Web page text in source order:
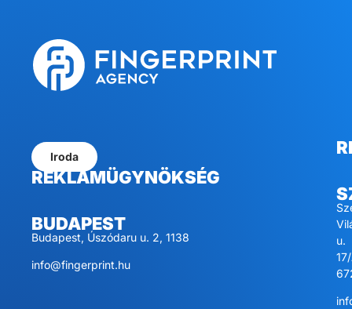
Iroda
REKLÁMÜGYNÖKSÉG
BUDAPEST
Budapest, Úszódaru u. 2, 1138
info@fingerprint.hu
u.